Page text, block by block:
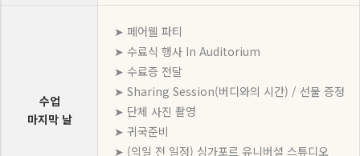
수업
마지막 날
➤ 페어웰 파티
➤ 수료식 행사 In Auditorium
➤ 수료증 전달
➤ Sharing Session(버디와의 시간) / 선물 증정
➤ 단체 사진 촬영
➤ 귀국준비
➤ (익일 전 일정) 싱가포르 유니버셜 스튜디오